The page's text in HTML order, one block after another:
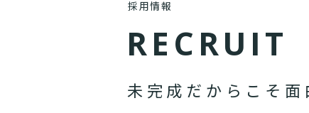
採用情報
RE C RU IT
未 完 成 だ か ら こ そ 面